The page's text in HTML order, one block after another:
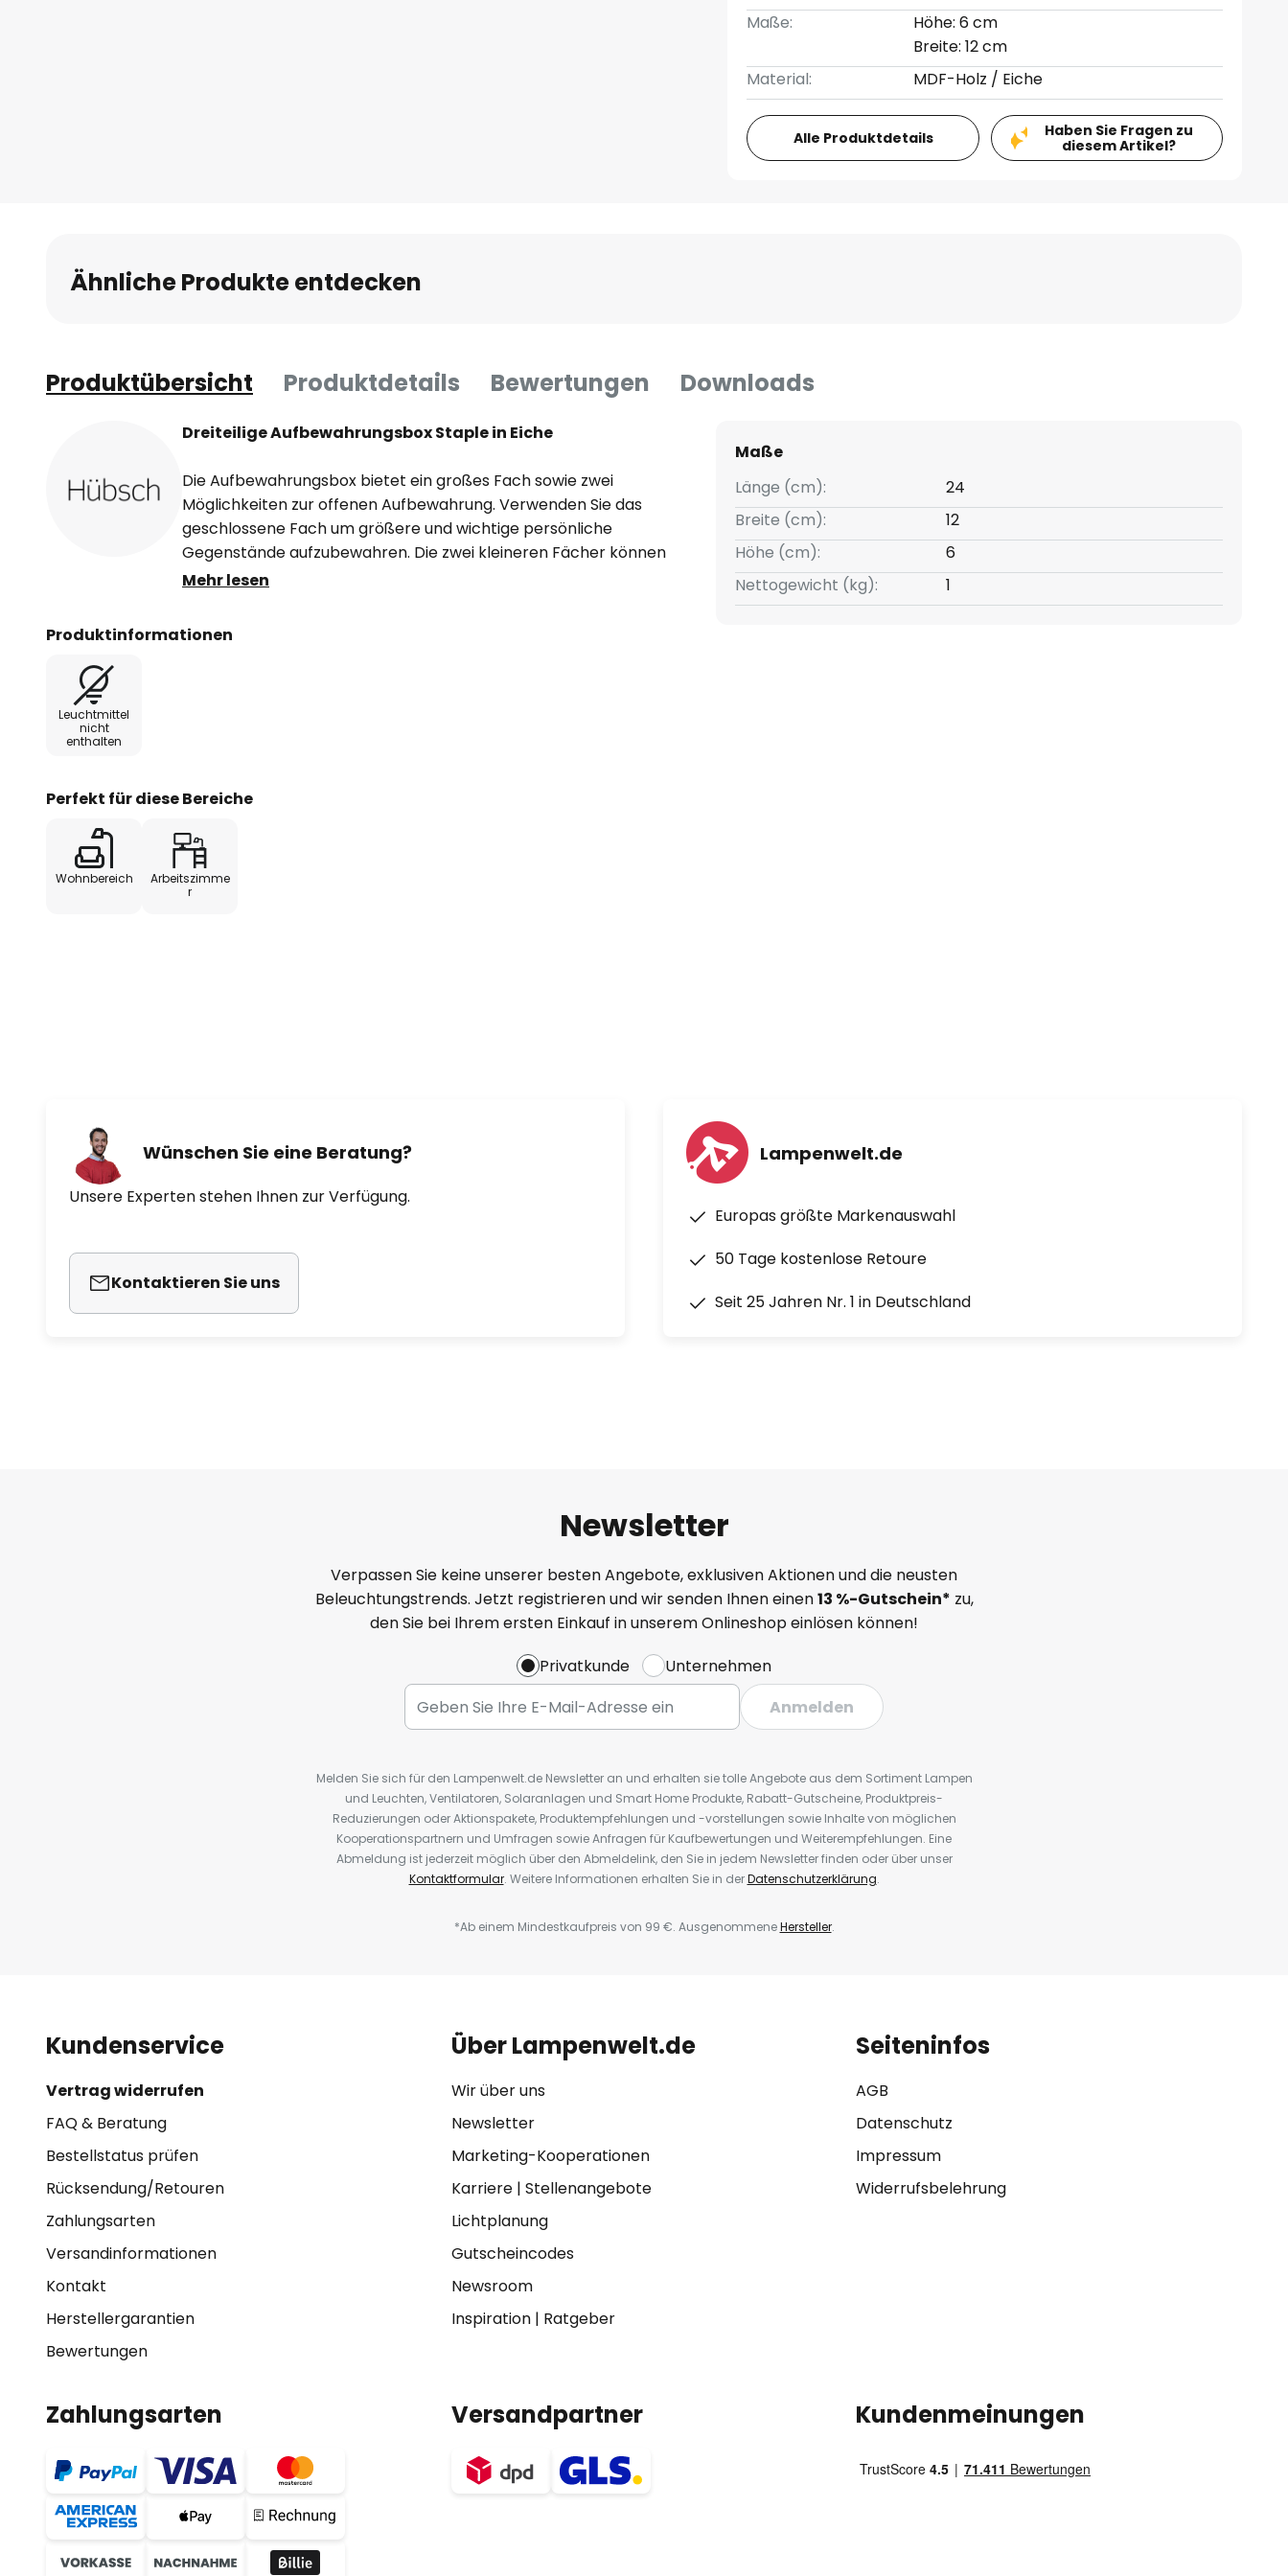
Maße:
Höhe: 6 cm
Breite: 12 cm
Material:
MDF-Holz / Eiche
Alle Produktdetails
Haben Sie Fragen zu
diesem Artikel?
Ähnliche Produkte entdecken
Produktübersicht Produktdetails Bewertungen Downloads
Dreiteilige Aufbewahrungsbox Staple in Eiche
Die Aufbewahrungsbox bietet ein großes Fach sowie zwei
Möglichkeiten zur offenen Aufbewahrung. Verwenden Sie das
geschlossene Fach um größere und wichtige persönliche
Gegenstände aufzubewahren. Die zwei kleineren Fächer können
verwendet werden, um kleinere Gegenstände wie Schmuck und
zertifizierter Eiche.
Mehr lesen
Produktinformationen
Leuchtmittel
nicht
enthalten
Perfekt für diese Bereiche
Wohnbereich
Arbeitszimme
r
Maße
Länge (cm):
24
Breite (cm):
12
Höhe (cm):
6
Nettogewicht (kg):
1
Wünschen Sie eine Beratung?
Unsere Experten stehen Ihnen zur Verfügung.
Kontaktieren Sie uns
Lampenwelt.de
Europas größte Markenauswahl
50 Tage kostenlose Retoure
Seit 25 Jahren Nr. 1 in Deutschland
Newsletter
Verpassen Sie keine unserer besten Angebote, exklusiven Aktionen und die neusten
Beleuchtungstrends. Jetzt registrieren und wir senden Ihnen einen13 %-Gutschein* zu,
den Sie bei Ihrem ersten Einkauf in unserem Onlineshop einlösen können!
Privatkunde
Unternehmen
Anmelden
Melden Sie sich für den Lampenwelt.de Newsletter an und erhalten sie tolle Angebote aus dem Sortiment Lampen
und Leuchten, Ventilatoren, Solaranlagen und Smart Home Produkte, Rabatt-Gutscheine, Produktpreis-
Reduzierungen oder Aktionspakete, Produktempfehlungen und -vorstellungen sowie Inhalte von möglichen
Kooperationspartnern und Umfragen sowie Anfragen für Kaufbewertungen und Weiterempfehlungen. Eine
Abmeldung ist jederzeit möglich über den Abmeldelink, den Sie in jedem Newsletter finden oder über unser
Kontaktformular. Weitere Informationen erhalten Sie in derDatenschutzerklärung.
*Ab einem Mindestkaufpreis von 99 €. AusgenommeneHersteller.
Kundenservice
Vertrag widerrufen
FAQ & Beratung
Bestellstatus prüfen
Rücksendung/Retouren
Zahlungsarten
Versandinformationen
Kontakt
Herstellergarantien
Bewertungen
Über Lampenwelt.de
Wir über uns
Newsletter
Marketing-Kooperationen
Karriere| Stellenangebote
Lichtplanung
Gutscheincodes
Newsroom
Inspiration| Ratgeber
Seiteninfos
AGB
Datenschutz
Impressum
Widerrufsbelehrung
Zahlungsarten Versandpartner Kundenmeinungen